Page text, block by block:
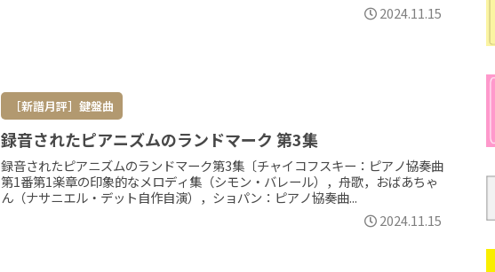
2024.11.15
［新譜月評］鍵盤曲
録音されたピアニズムのランドマーク 第3集
録音されたピアニズムのランドマーク第3集〔チャイコフスキー：ピアノ協奏曲
第1番第1楽章の印象的なメロディ集（シモン・バレール），舟歌，おばあちゃ
ん（ナサニエル・デット自作自演），ショパン：ピアノ協奏曲...
2024.11.15